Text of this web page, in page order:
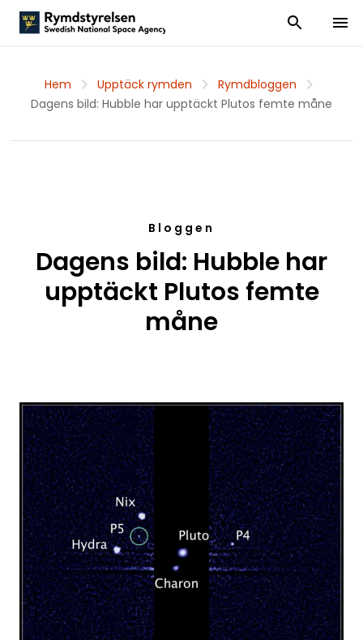
Visa och dölj
Visa
Hem Upptäck rymden
Rymdbloggen
Dagens bild: Hubble har upptäckt Plutos femte måne
Bloggen
Dagens bild: Hubble har
upptäckt Plutos femte
måne